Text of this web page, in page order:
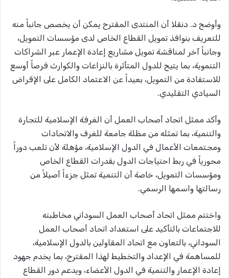
وأوضح د. دنقلا أن المنتدى المقترح يمكن أن يخصص جانباً منه
للتعريف بنوافذ تمويل القطاع الخاص لدى مؤسسات التمويل،
وجانباً آخر لمناقشة تمويل مشاريع إعادة الإعمار عبر الشراكات
التنموية، بما يتيح للدول المتأثرة بالنزاعات والكوارث فرصاً أوسع
للاستفادة من التمويل، بعيداً عن الاعتماد الكامل على الإقراض
السيادي التقليدي.
وأكد ممثل اتحاد أصحاب العمل أن الغرفة الإسلامية للتجارة
والتنمية، بما تمثله من مظلة جامعة للغرف والاتحادات
ومجتمعات الأعمال في الدول الإسلامية، مؤهلة لأن تلعب دوراً
محورياً في ربط احتياجات الدول بقدرات القطاع الخاص
ومؤسسات التمويل، خاصة أن التنمية تمثل جزءاً أصيلاً من
رسالتها واسمها الرسمي.
واختتم ممثل اتحاد أصحاب العمل السوداني مخاطبته
للاجتماعات بالتأكيد على استعداد اتحاد أصحاب العمل
السوداني، بالتعاون مع اتحاد المقاولين بالدول الإسلامية،
للمساهمة في الإعداد والتخطيط لهذا المقترح، بما يخدم جهود
إعادة الإعمار والتنمية في الدول الأعضاء، ويدعم دور القطاع